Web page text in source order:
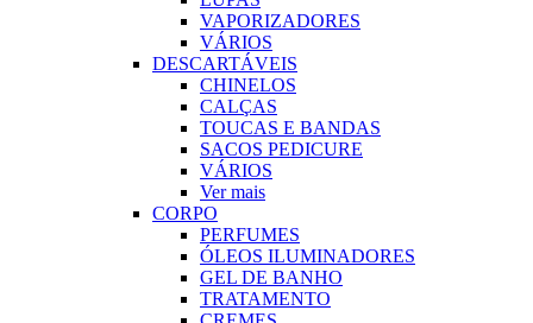
VAPORIZADORES
VÁRIOS
DESCARTÁVEIS
CHINELOS
CALÇAS
TOUCAS E BANDAS
SACOS PEDICURE
VÁRIOS
Ver mais
CORPO
PERFUMES
ÓLEOS ILUMINADORES
GEL DE BANHO
TRATAMENTO